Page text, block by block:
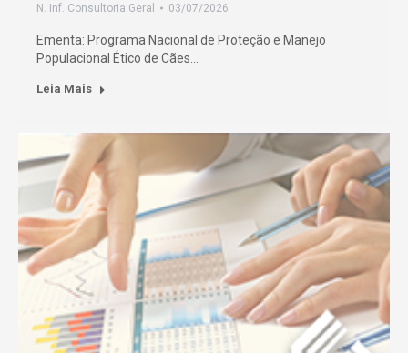
N. Inf. Consultoria Geral 03/07/2026
Ementa: Programa Nacional de Proteção e Manejo
Populacional Ético de Cães…
Leia Mais